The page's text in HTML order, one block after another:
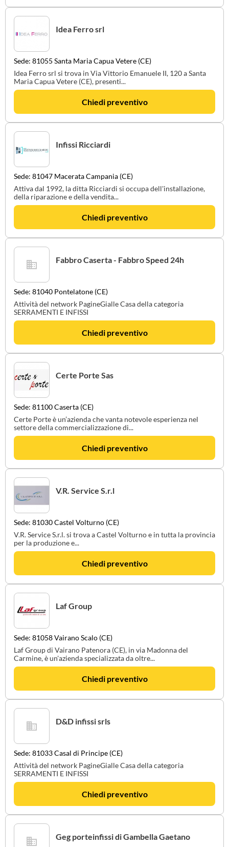
Idea Ferro srl
Sede: 81055 Santa Maria Capua Vetere (CE)
Idea Ferro srl si trova in Via Vittorio Emanuele II, 120 a Santa
Maria Capua Vetere (CE), presenti...
Chiedi preventivo
Infissi Ricciardi
Sede: 81047 Macerata Campania (CE)
Attiva dal 1992, la ditta Ricciardi si occupa dell'installazione,
della riparazione e della vendita...
Chiedi preventivo
Fabbro Caserta - Fabbro Speed 24h
Sede: 81040 Pontelatone (CE)
Attività del network PagineGialle Casa della categoria
SERRAMENTI E INFISSI
Chiedi preventivo
Certe Porte Sas
Sede: 81100 Caserta (CE)
Certe Porte è un’azienda che vanta notevole esperienza nel
settore della commercializzazione di...
Chiedi preventivo
V.R. Service S.r.l
Sede: 81030 Castel Volturno (CE)
V.R. Service S.r.l. si trova a Castel Volturno e in tutta la provincia
per la produzione e...
Chiedi preventivo
Laf Group
Sede: 81058 Vairano Scalo (CE)
Laf Group di Vairano Patenora (CE), in via Madonna del
Carmine, è un'azienda specializzata da oltre...
Chiedi preventivo
D&D infissi srls
Sede: 81033 Casal di Principe (CE)
Attività del network PagineGialle Casa della categoria
SERRAMENTI E INFISSI
Chiedi preventivo
Geg porteinfissi di Gambella Gaetano